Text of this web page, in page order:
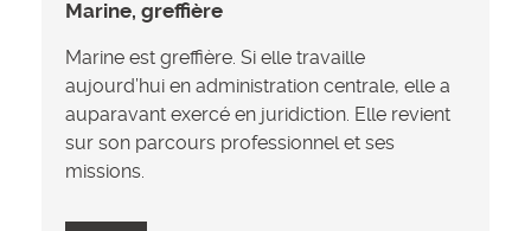
Marine, greffière
Marine est greffière. Si elle travaille
aujourd’hui en administration centrale, elle a
auparavant exercé en juridiction. Elle revient
sur son parcours professionnel et ses
missions.